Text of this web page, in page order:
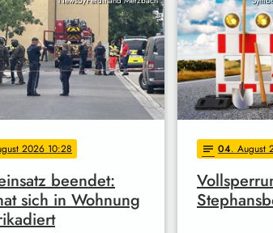
2026 10:28
beendet:
sich in Wohnung
notes 04. August